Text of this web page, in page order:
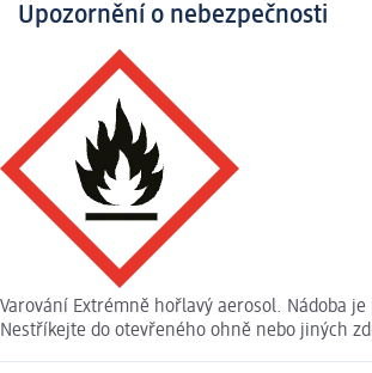
Upozornění o nebezpečnosti
Varování Extrémně hořlavý aerosol. Nádoba
Nestříkejte do otevřeného ohně nebo jiných